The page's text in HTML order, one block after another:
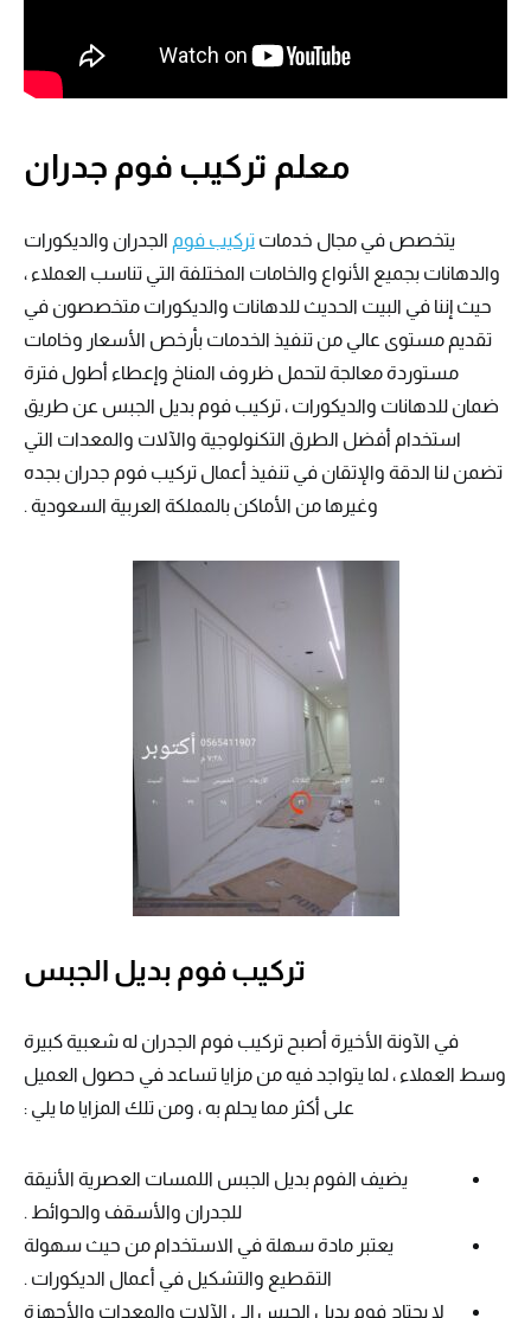
معلم تركيب فوم جدران
يتخصص في مجال خدمات تركيب فوم الجدران والديكورات
والدهانات بجميع الأنواع والخامات المختلفة التي تناسب العملاء ،
حيث إننا في البيت الحديث للدهانات والديكورات متخصصون في
تقديم مستوى عالي من تنفيذ الخدمات بأرخص الأسعار وخامات
مستوردة معالجة لتحمل ظروف المناخ وإعطاء أطول فترة
ضمان للدهانات والديكورات ، تركيب فوم بديل الجبس عن طريق
استخدام أفضل الطرق التكنولوجية والآلات والمعدات التي
تضمن لنا الدقة والإتقان في تنفيذ أعمال تركيب فوم جدران بجده
وغيرها من الأماكن بالمملكة العربية السعودية .
تركيب فوم بديل الجبس
في الآونة الأخيرة أصبح تركيب فوم الجدران له شعبية كبيرة
وسط العملاء ، لما يتواجد فيه من مزايا تساعد في حصول العميل
على أكثر مما يحلم به ، ومن تلك المزايا ما يلي :
يضيف الفوم بديل الجبس اللمسات العصرية الأنيقة
للجدران والأسقف والحوائط .
يعتبر مادة سهلة في الاستخدام من حيث سهولة
التقطيع والتشكيل في أعمال الديكورات .
لا يحتاج فوم بديل الجبس إلى الآلات والمعدات والأجهزة